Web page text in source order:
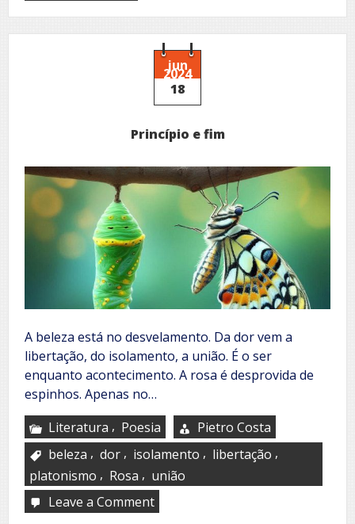
moldura
e
jun
2024
18
Princípio e fim
A beleza está no desvelamento. Da dor vem a
libertação, do isolamento, a união. É o ser
enquanto acontecimento. A rosa é desprovida de
espinhos. Apenas no…
Literatura , Poesia
Pietro Costa
beleza , dor , isolamento , libertação ,
platonismo , Rosa , união
Leave a Commenton